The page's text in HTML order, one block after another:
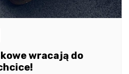
wracają do